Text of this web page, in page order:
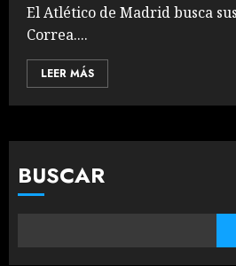
El Atlético de Madrid busca
Correa....
LEER MÁS
BUSCAR